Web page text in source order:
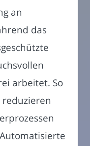
an
das
arbeitet. So
reduzieren